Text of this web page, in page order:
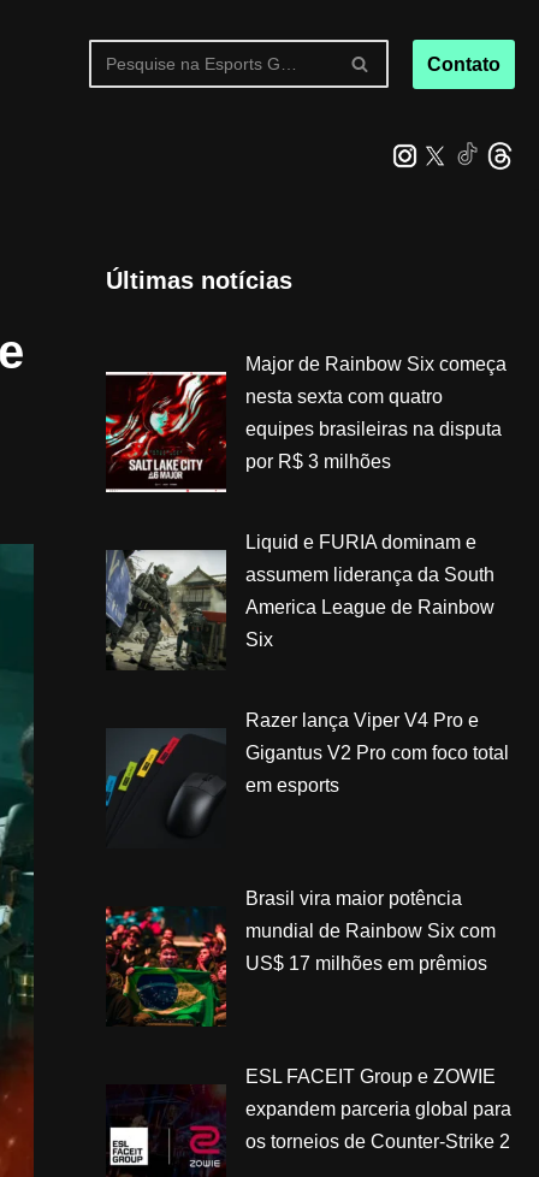
Contato
Últimas notícias
Major de Rainbow Six começa
nesta sexta com quatro
equipes brasileiras na disputa
por R$ 3 milhões
Liquid e FURIA dominam e
assumem liderança da South
America League de Rainbow
Six
Razer lança Viper V4 Pro e
Gigantus V2 Pro com foco total
em esports
Brasil vira maior potência
mundial de Rainbow Six com
US$ 17 milhões em prêmios
ESL FACEIT Group e ZOWIE
expandem parceria global para
os torneios de Counter-Strike 2